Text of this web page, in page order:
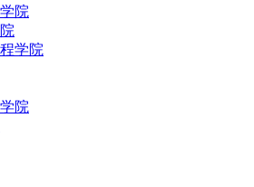
院
学院
院